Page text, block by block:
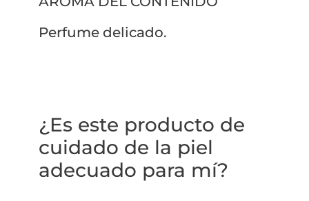
Perfume delicado.
¿Es este producto de
cuidado de la piel
adecuado para mí?